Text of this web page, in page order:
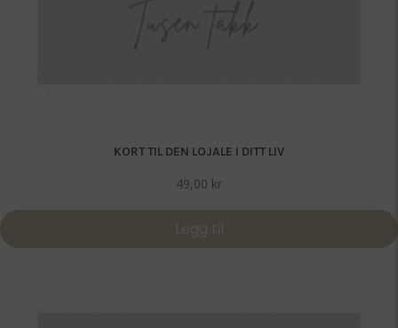
KORT TIL DEN LOJALE I DITT LIV
49,00 kr
Legg til